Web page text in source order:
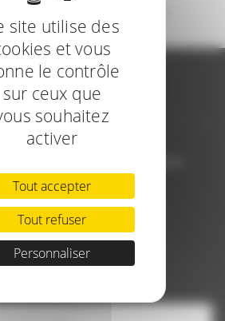
what you’re looking for.
Cedex
site utilise des
et vous
le contrôle
sur ceux que
souhaitez
activer
Tout accepter
Tout refuser
Personnaliser